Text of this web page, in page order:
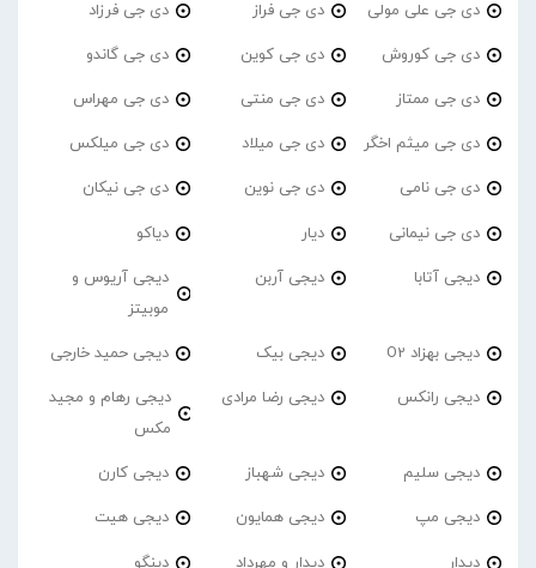
دی جی علی مولی دی جی فراز دی جی فرزاد
دی جی کوروش دی جی کوین دی جی گاندو
دی جی ممتاز دی جی منتی دی جی مهراس
دی جی میثم اخگر دی جی میلاد دی جی میلکس
دی جی نامی دی جی نوین دی جی نیکان
دی جی نیمانی دیار دیاکو
دیجی آتابا دیجی آربن
دیجی آریوس و
موبیتز
دیجی بهزاد O2 دیجی بیک دیجی حمید خارجی
دیجی رانکس دیجی رضا مرادی
دیجی رهام و مجید
مکس
دیجی سلیم دیجی شهباز دیجی کارن
دیجی مپ دیجی همایون دیجی هیت
دیدار دیدار و مهرداد دینگو